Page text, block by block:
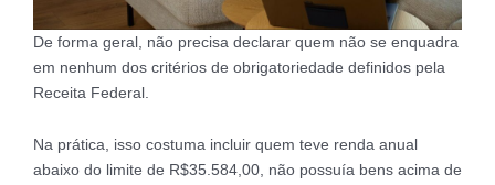
De forma geral, não precisa declarar quem não se enquadra
em nenhum dos critérios de obrigatoriedade definidos pela
Receita Federal.
Na prática, isso costuma incluir quem teve renda anual
abaixo do limite de R$35.584,00, não possuía bens acima de